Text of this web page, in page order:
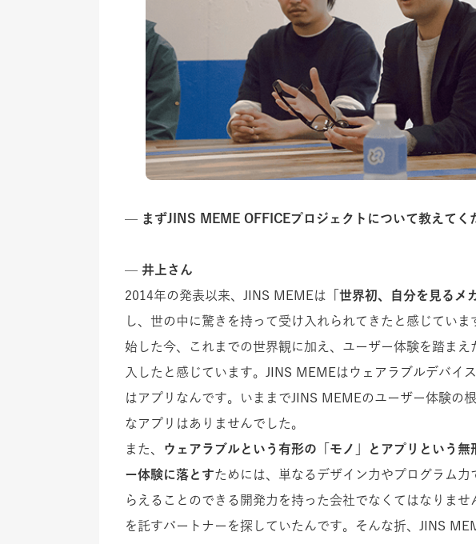
— まずJINS MEME OFFICEプロジェクトについて教えてく
— 井上さん
2014年の発表以来、JINS MEMEは「 世界初、自分を見るメ
し、世の中に驚きを持って受け入れられてきたと感じてい
始した今、これまでの世界観に加え、ユーザー体験を踏ま
入したと感じています。JINS MEMEはウェアラブルデバイ
はアプリなんです。いままでJINS MEMEのユーザー体験の
なアプリはありませんでした。
また、
ウェアラブルという有形の「モノ」とアプリという
ー体験に落とすためには、単なるデザイン力やプログラム
らえることのできる開発力を持った会社でなくてはなりま
を託すパートナーを探していたんです。そんな折、JINS